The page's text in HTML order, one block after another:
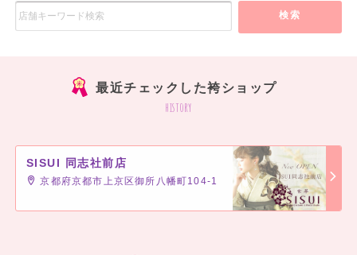
検索
最近チェックした袴ショップ
history
SISUI 同志社前店
京都府京都市上京区御所八幡町104-1